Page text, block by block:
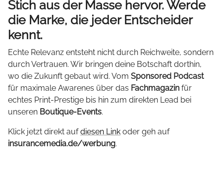
Stich aus der Masse hervor. Werde
die Marke, die jeder Entscheider
kennt.
Echte Relevanz entsteht nicht durch Reichweite, sondern
durch Vertrauen. Wir bringen deine Botschaft dorthin,
wo die Zukunft gebaut wird. Vom Sponsored Podcast
für maximale Awarenes über das Fachmagazin für
echtes Print-Prestige bis hin zum direkten Lead bei
unseren Boutique-Events.
Klick jetzt direkt aufdiesen Link oder geh auf
insurancemedia.de/werbung.